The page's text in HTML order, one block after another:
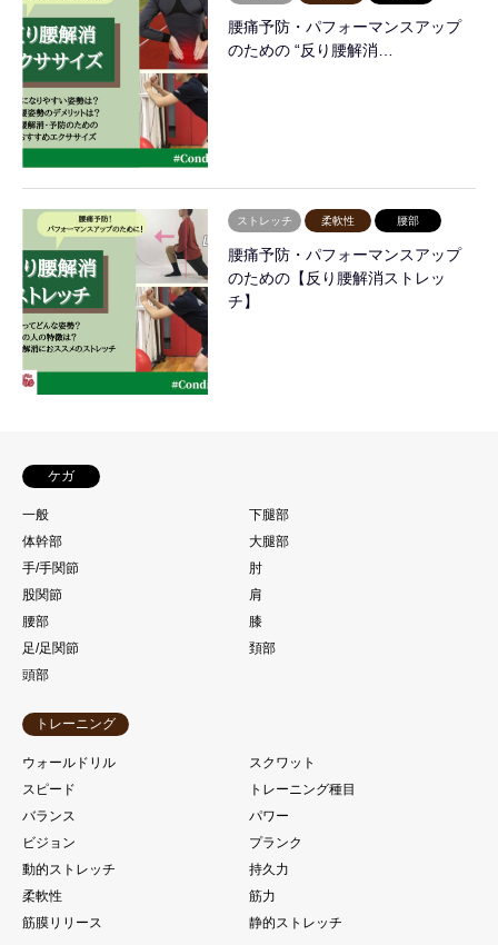
腰痛予防・パフォーマンスアップ
のための “反り腰解消…
ストレッチ 柔軟性 腰部
腰痛予防・パフォーマンスアップ
のための【反り腰解消ストレッ
チ】
ケガ
一般
下腿部
体幹部
大腿部
手/手関節
肘
股関節
肩
腰部
膝
足/足関節
頚部
頭部
トレーニング
ウォールドリル
スクワット
スピード
トレーニング種目
バランス
パワー
ビジョン
プランク
動的ストレッチ
持久力
柔軟性
筋力
筋膜リリース
静的ストレッチ